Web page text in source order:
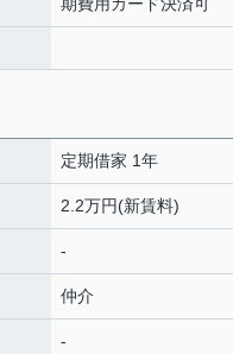
定期借家 1年
2.2万円(新賃料)
-
仲介
-